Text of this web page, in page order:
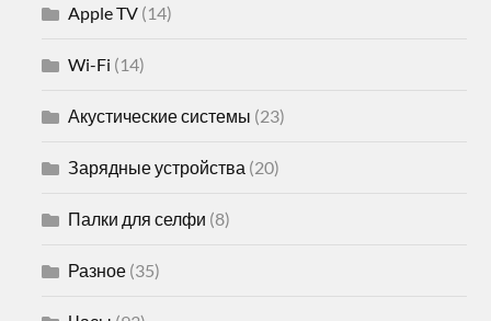
Apple TV (14)
Wi-Fi (14)
Акустические системы (23)
Зарядные устройства (20)
Палки для селфи (8)
Разное (35)